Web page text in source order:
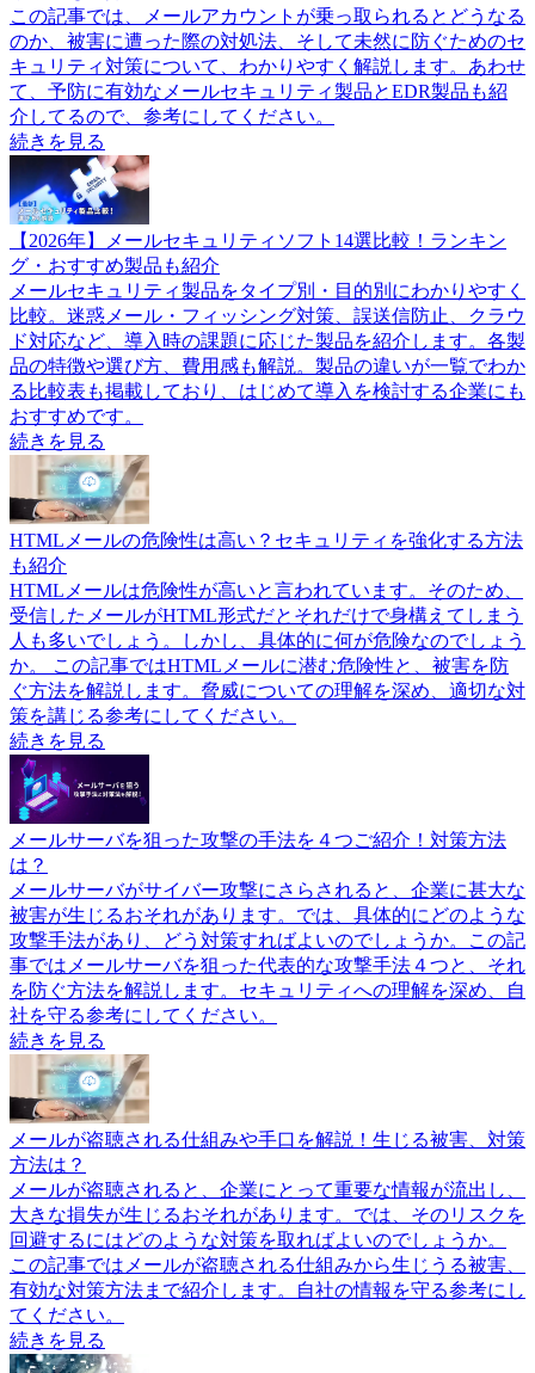
この記事では、メールアカウントが乗っ取られるとどうなる
のか、被害に遭った際の対処法、そして未然に防ぐためのセ
キュリティ対策について、わかりやすく解説します。あわせ
て、予防に有効なメールセキュリティ製品とEDR製品も紹
介してるので、参考にしてください。
続きを見る
【2026年】メールセキュリティソフト14選比較！ランキン
グ・おすすめ製品も紹介
メールセキュリティ製品をタイプ別・目的別にわかりやすく
比較。迷惑メール・フィッシング対策、誤送信防止、クラウ
ド対応など、導入時の課題に応じた製品を紹介します。各製
品の特徴や選び方、費用感も解説。製品の違いが一覧でわか
る比較表も掲載しており、はじめて導入を検討する企業にも
おすすめです。
続きを見る
HTMLメールの危険性は高い？セキュリティを強化する方法
も紹介
HTMLメールは危険性が高いと言われています。そのため、
受信したメールがHTML形式だとそれだけで身構えてしまう
人も多いでしょう。しかし、具体的に何が危険なのでしょう
か。 この記事ではHTMLメールに潜む危険性と、被害を防
ぐ方法を解説します。脅威についての理解を深め、適切な対
策を講じる参考にしてください。
続きを見る
メールサーバを狙った攻撃の手法を４つご紹介！対策方法
は？
メールサーバがサイバー攻撃にさらされると、企業に甚大な
被害が生じるおそれがあります。では、具体的にどのような
攻撃手法があり、どう対策すればよいのでしょうか。この記
事ではメールサーバを狙った代表的な攻撃手法４つと、それ
を防ぐ方法を解説します。セキュリティへの理解を深め、自
社を守る参考にしてください。
続きを見る
メールが盗聴される仕組みや手口を解説！生じる被害、対策
方法は？
メールが盗聴されると、企業にとって重要な情報が流出し、
大きな損失が生じるおそれがあります。では、そのリスクを
回避するにはどのような対策を取ればよいのでしょうか。
この記事ではメールが盗聴される仕組みから生じうる被害、
有効な対策方法まで紹介します。自社の情報を守る参考にし
てください。
続きを見る